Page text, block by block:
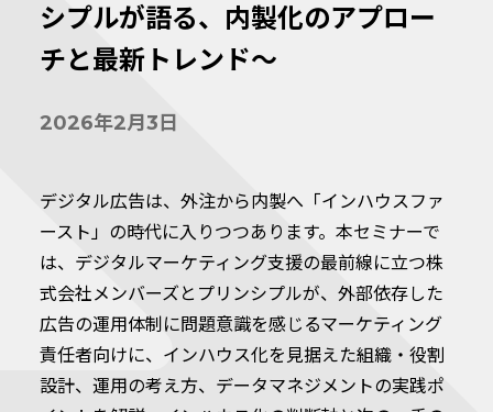
シプルが語る、内製化のアプロー
チと最新トレンド〜
2026年2月3日
デジタル広告は、外注から内製へ――「インハウスファ
ースト」の時代に入りつつあります。本セミナーで
は、デジタルマーケティング支援の最前線に立つ株
式会社メンバーズとプリンシプルが、外部依存した
広告の運用体制に問題意識を感じるマーケティング
責任者向けに、インハウス化を見据えた組織・役割
設計、運用の考え方、データマネジメントの実践ポ